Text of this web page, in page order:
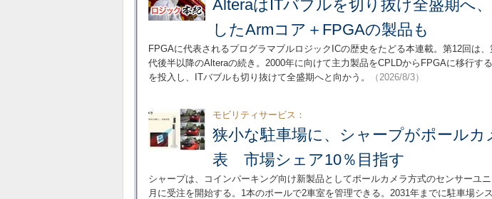
AlteraはITバブルを切り抜け全盛期へ
したArmコア＋FPGAの製品も
FPGAに代表されるプログラマブルロジックICの歴史をたどる本連載。第12回は
代後半以降のAlteraの続き。2000年に向けて主力製品をCPLDからFPGAに移行す
を投入し、ITバブルも切り抜けて全盛期へと向かう。
（2026/8/3）
モビリティサービス：
狭小な駐車場に、シャープがポールカ
表 市場シェア10％目指す
シャープは、コインパーキング向け新製品としてポールカメラ方式のセンサーユ
月に受注を開始する。1本のポールで2車室を管理できる。2031年までに駐車場シ